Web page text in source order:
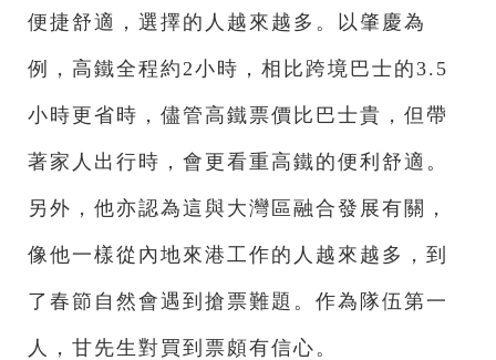
便捷舒適，選擇的人越來越多。以肇慶為
例，高鐵全程約2小時，相比跨境巴士的3.5
小時更省時，儘管高鐵票價比巴士貴，但帶
著家人出行時，會更看重高鐵的便利舒適。
另外，他亦認為這與大灣區融合發展有關，
像他一樣從內地來港工作的人越來越多，到
了春節自然會遇到搶票難題。作為隊伍第一
人，甘先生對買到票頗有信心。